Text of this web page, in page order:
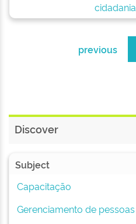
cidadania
previous
Discover
Subject
Capacitação
Gerenciamento de pessoas